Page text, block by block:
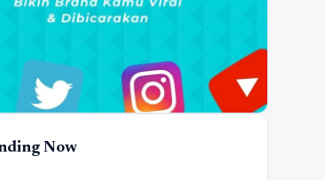
Now